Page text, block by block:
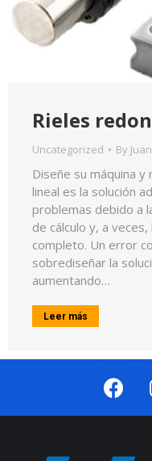
Rieles
Uncategorized By
Diseñe su máquina y
lineal es la solución
problemas debido a
de cálculo y, a
completo. Un error
sobrediseñar la
aumentando…
Leer más